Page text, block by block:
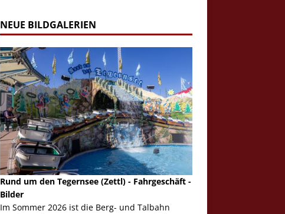
NEUE BILDGALERIEN
Rund um den Tegernsee (Zettl) - Fahrgeschäft -
Bilder
Im Sommer 2026 ist die Berg- und Talbahn